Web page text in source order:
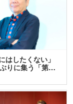
はしたくない」
りに集う「第…